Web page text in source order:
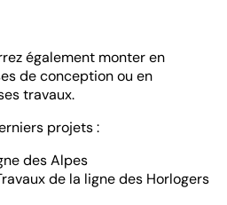
également monter en
de conception ou en
travaux.
projets :
des Alpes
de la ligne des Horlogers